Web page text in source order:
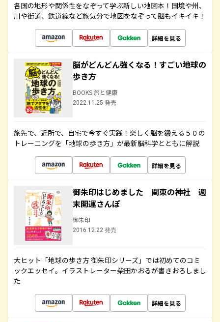
各国の地形や関係性をなぞって学ぶ新しい地図本！国境や州、
川や街道、鉄道線など旅気分で地図をなぞって脳もイキイキ！
詳細を見る
脳がどんどん強くなる！すごい地球の
歩き方
BOOKS 旅と健康
2022.11.25 発売
旅先で、近所で、自宅で今すぐ実践！楽しく脳を鍛える５０の
トレーニングを「地球の歩き方」が最新脳科学とともに解説
詳細を見る
御朱印はじめました 関東の神社 週
末開運さんぽ
御朱印
2016.12.22 発売
大ヒット「地球の歩き方 御朱印シリーズ」では初めてのコミ
ックエッセイ。イラストレーター柴田かおるが書きおろしまし
た
詳細を見る